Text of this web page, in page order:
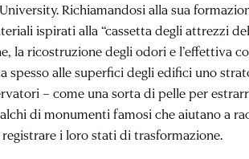
Richiamandosi alla sua
ispirati alla “cassetta degli attrezzi del
la ricostruzione degli odori e l’effettiva
spesso alle superfici degli edifici uno
– come una sorta di pelle per
di monumenti famosi che aiutano a
i loro stati di trasformazione.